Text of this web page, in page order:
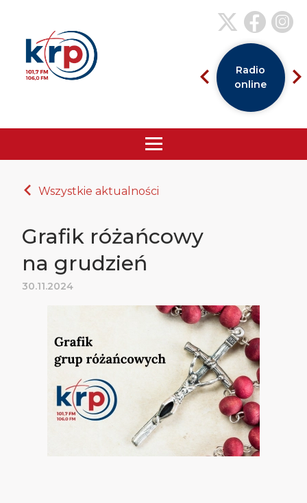
Radio
online
Wszystkie aktualności
Grafik różańcowy
na grudzień
30.11.2024